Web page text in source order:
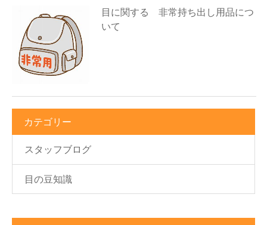
目に関する 非常持ち出し用品につ
いて
カテゴリー
スタッフブログ
目の豆知識